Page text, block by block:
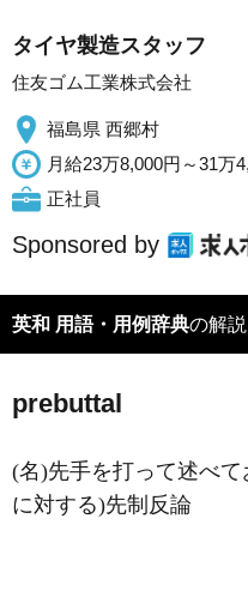
タイヤ製造スタッフ
住友ゴム工業株式会社
福島県 西郷村
月給23万8,000円～31万
正社員
Sponsored by
英和 用語・用例辞典の解説
prebuttal
(名)先手を打って述べ
に対する)先制反論